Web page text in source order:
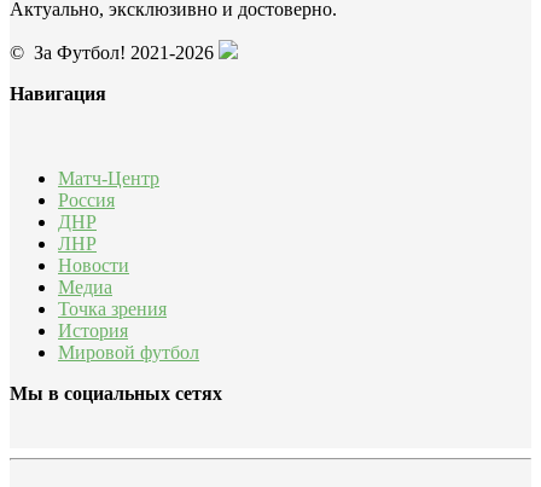
Актуально, эксклюзивно и достоверно.
© За Футбол! 2021-2026
Навигация
Матч-Центр
Россия
ДНР
ЛНР
Новости
Медиа
Точка зрения
История
Мировой футбол
Мы в социальных сетях